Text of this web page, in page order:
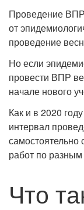
Проведение ВПР
от
проведение
Но если
провести ВПР
начале нового
Как и в 2020
интервал
работ по
Что